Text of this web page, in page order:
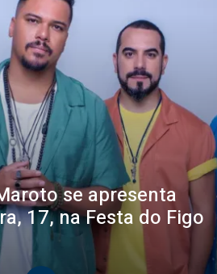
se apresenta
17, na Festa do Figo